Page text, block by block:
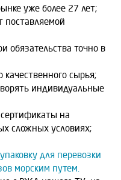
уже более 27 лет;
поставляемой
обязательства точно в
качественного сырья;
индивидуальные
на
сложных условиях;
упаковку для перевозки
морским путем.